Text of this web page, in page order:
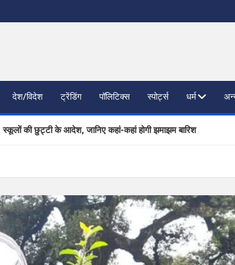
देश/विदेश ट्रेंडिंग पॉलिटिक्स स्पोर्ट्स धर्म
स्कूलों की छुट्टी के आदेश, जानिए कहां-कहां होगी झमाझम बारिश
दलों से SIR पर फीडबैक
कंपनियां लेंगी साक्षात्कार; 559 पदों पर होगा चयन
ने वैश्विक स्तर पर संस्कृत के प्रसार को दिया नया आयाम